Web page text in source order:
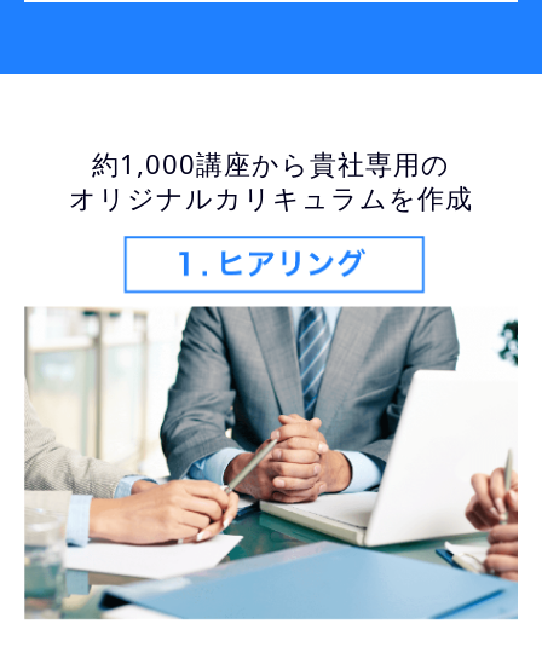
約1,000講座から貴社専用の
オリジナルカリキュラムを作成